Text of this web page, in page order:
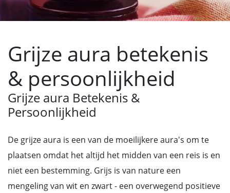
Grijze aura betekenis
& persoonlijkheid
Grijze aura Betekenis &
Persoonlijkheid
De grijze aura is een van de moeilijkere aura's om te
plaatsen omdat het altijd het midden van een reis is en
niet een bestemming. Grijs is van nature een
mengeling van wit en zwart - een overwegend positieve